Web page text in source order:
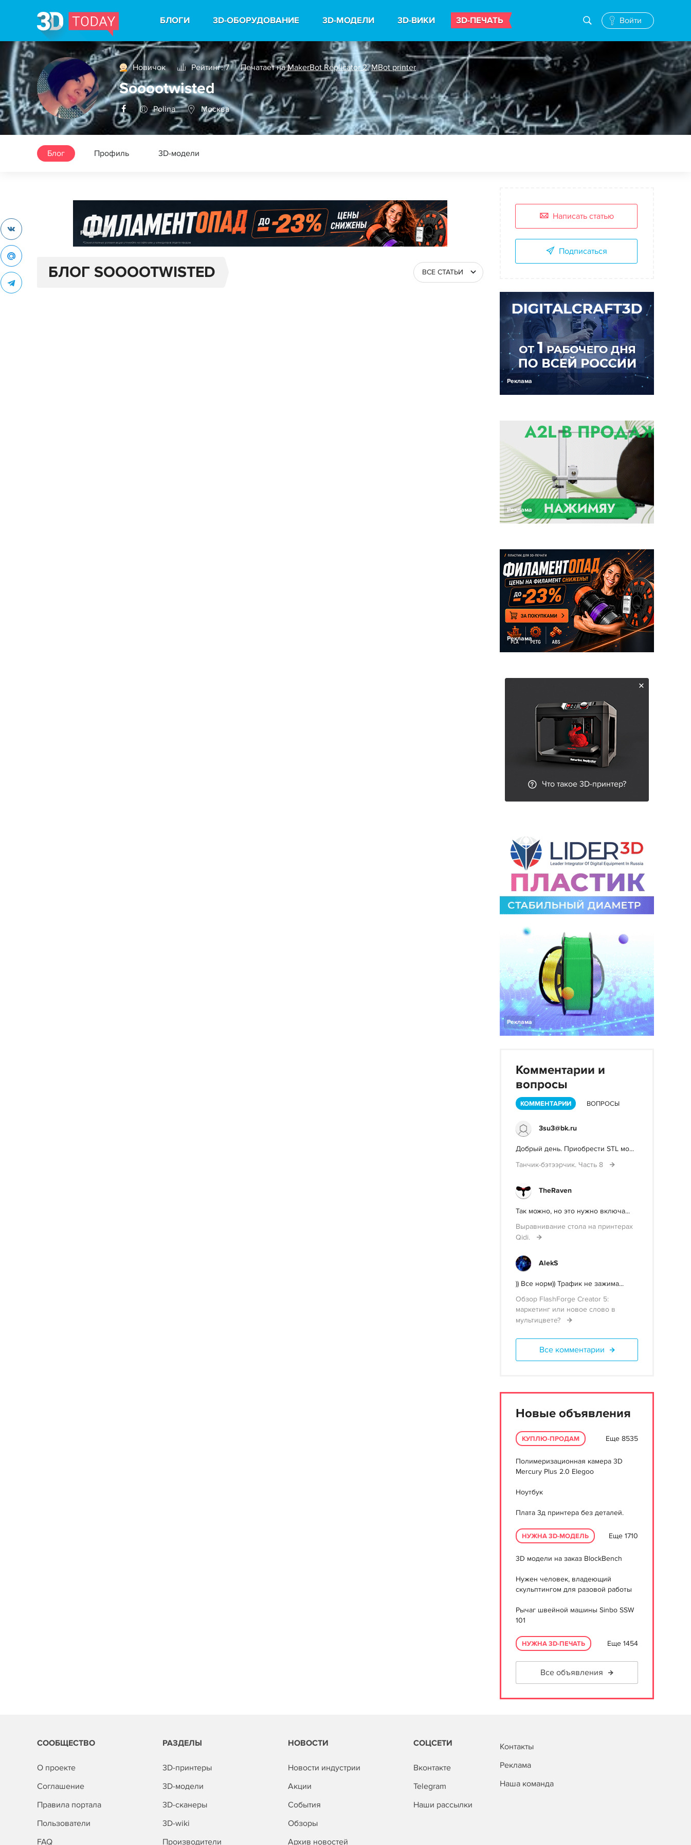
БЛОГИ 3D-ОБОРУДОВАНИЕ 3D-МОДЕЛИ 3D-ВИКИ 3D-ПЕЧАТЬ Войти
Новичок Рейтинг: 7 Печатает наMakerBot Replicator 2,MBot printer
Sooootwisted
Polina Москва
Блог Профиль 3D-модели
Реклама
БЛОГ SOOOOTWISTED ВСЕ СТАТЬИ
Написать статью
Подписаться
Реклама
Реклама
Реклама
Что такое 3D-принтер?
Реклама
Комментарии и
вопросы
КОММЕНТАРИИ ВОПРОСЫ
3su3@bk.ru
Добрый день. Приобрести STL мо...
Танчик-бэтээрчик. Часть 8
TheRaven
Так можно, но это нужно включа...
Выравнивание стола на принтерах
Qidi.
AlekS
)) Все норм)) Трафик не зажима...
Обзор FlashForge Creator 5:
маркетинг или новое слово в
мультицвете?
Все комментарии
Новые объявления
КУПЛЮ-ПРОДАМ Еще 8535
Полимеризационная камера 3D
Mercury Plus 2.0 Elegoo
Ноутбук
Плата 3д принтера без деталей.
НУЖНА 3D-МОДЕЛЬ Еще 1710
3D модели на заказ BlockBench
Нужен человек, владеющий
скульптингом для разовой работы
Рычаг швейной машины Sinbo SSW
101
НУЖНА 3D-ПЕЧАТЬ Еще 1454
Все объявления
СООБЩЕСТВО
О проекте
Соглашение
Правила портала
Пользователи
FAQ
РАЗДЕЛЫ
3D-принтеры
3D-модели
3D-сканеры
3D-wiki
Производители
НОВОСТИ
Новости индустрии
Акции
События
Обзоры
Архив новостей
СОЦСЕТИ
Вконтакте
Telegram
Наши рассылки
Контакты
Реклама
Наша команда